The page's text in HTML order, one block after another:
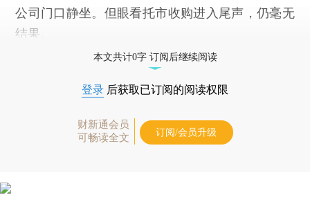
公司门口静坐。但眼看托市收购进入尾声，仍毫无
结果。
本文共计0字 订阅后继续阅读
登录 后获取已订阅的阅读权限
财新通会员
可畅读全文
订阅/会员升级